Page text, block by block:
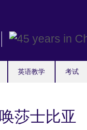
英语教学 考试
莎士比亚